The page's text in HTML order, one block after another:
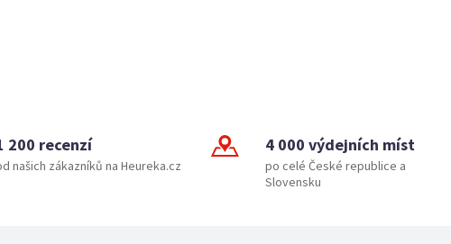
200 recenzí
našich zákazníků na Heureka.cz
4 000 výdejních míst
po celé České republice a
Slovensku